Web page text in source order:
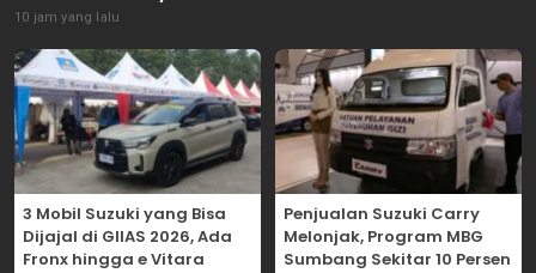
10 jam yang lalu
3 Mobil Suzuki yang Bisa
Dijajal di GIIAS 2026, Ada
Fronx hingga e Vitara
Penjualan Suzuki Carry
Melonjak, Program MBG
Sumbang Sekitar 10 Persen